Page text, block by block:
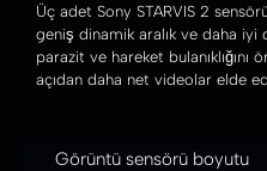
Üç adet Sony STARVIS 2
geniş dinamik aralık ve daha iyi
parazit ve hareket
açıdan daha net videolar elde
Görüntü sensörü boyutu